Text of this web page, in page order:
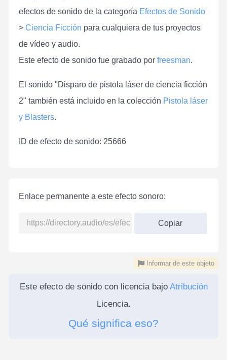
efectos de sonido de la categoría Efectos de Sonido
> Ciencia Ficción para cualquiera de tus proyectos
de vídeo y audio.
Este efecto de sonido fue grabado por freesman.
El sonido "Disparo de pistola láser de ciencia ficción
2" también está incluido en la colección Pistola láser
y Blasters.
ID de efecto de sonido: 25666
Enlace permanente a este efecto sonoro:
Copiar
Informar de este objeto
Este efecto de sonido con licencia bajo Atribución
Licencia.
Qué significa eso?